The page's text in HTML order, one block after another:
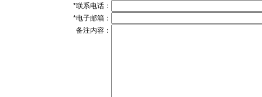
*联系电话：
*电子邮箱：
备注内容：